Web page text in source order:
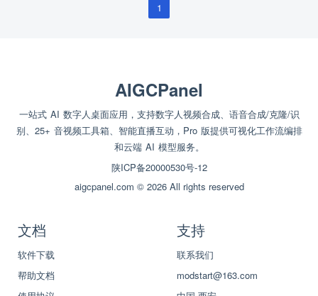
1
AIGCPanel
一站式 AI 数字人桌面应用，支持数字人视频合成、语音合成/克隆/识
别、25+ 音视频工具箱、智能直播互动，Pro 版提供可视化工作流编排
和云端 AI 模型服务。
陕ICP备20000530号-12
aigcpanel.com © 2026 All rights reserved
文档
软件下载
帮助文档
支持
联系我们
modstart@163.com